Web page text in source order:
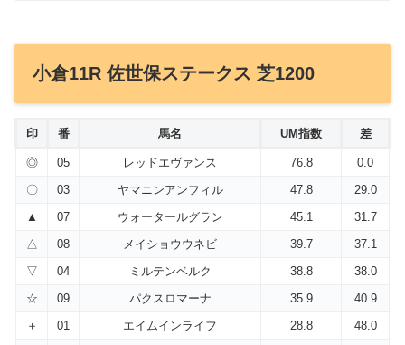
小倉11R 佐世保ステークス 芝1200
印 番 馬名 UM指数 差
◎ 05 レッドエヴァンス 76.8
0.0
〇
03 ヤマニンアンフィル 47.8
29.0
▲
07 ウォータールグラン 45.1
31.7
△
08 メイショウウネビ 39.7
37.1
▽
04 ミルテンベルク 38.8
38.0
☆
09 パクスロマーナ 35.9
40.9
＋
01 エイムインライフ 28.8
48.0